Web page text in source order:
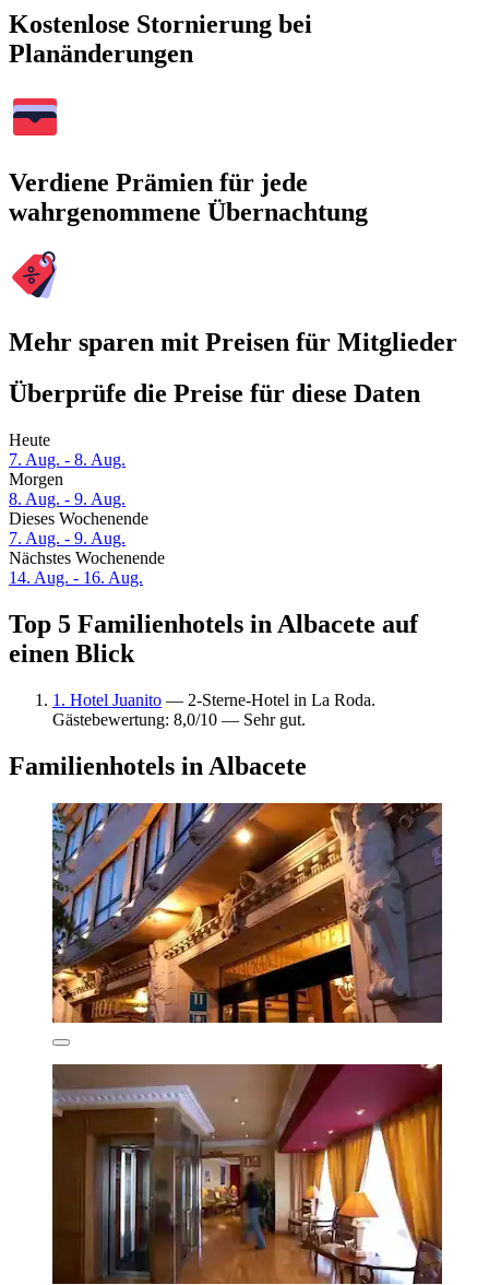
Kostenlose Stornierung bei
Planänderungen
Verdiene Prämien für jede
wahrgenommene Übernachtung
Mehr sparen mit Preisen für Mitglieder
Überprüfe die Preise für diese Daten
Heute
7. Aug. - 8. Aug.
Morgen
8. Aug. - 9. Aug.
Dieses Wochenende
7. Aug. - 9. Aug.
Nächstes Wochenende
14. Aug. - 16. Aug.
Top 5 Familienhotels in Albacete auf
einen Blick
1. Hotel Juanito — 2-Sterne-Hotel in La Roda.
Gästebewertung: 8,0/10 — Sehr gut.
Familienhotels in Albacete